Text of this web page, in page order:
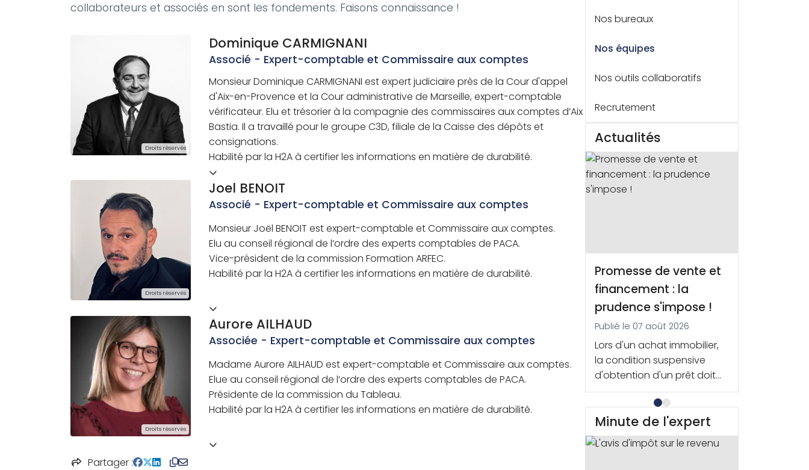
Gestion des conflits et Médiation
Comité social et économique (CSE)
collaborateurs et associés en sont les fondements. Faisons connaissance !
Droits réservés
Dominique CARMIGNANI
Associé - Expert-comptable et Commissaire aux comptes
Monsieur Dominique CARMIGNANI est expert judiciaire près de la Cour d'appel
d'Aix-en-Provence et la Cour administrative de Marseille, expert-comptable
vérificateur. Elu et trésorier à la compagnie des commissaires aux comptes d’Aix
Bastia. Il a travaillé pour le groupe C3D, filiale de la Caisse des dépôts et
consignations.
Habilité par la H2A à certifier les informations en matière de durabilité.
Droits réservés
Joel BENOIT
Associé - Expert-comptable et Commissaire aux comptes
Monsieur Joël BENOIT est expert-comptable et Commissaire aux comptes.
Elu au conseil régional de l’ordre des experts comptables de PACA.
Vice-président de la commission Formation ARFEC.
Habilité par la H2A à certifier les informations en matière de durabilité.
Droits réservés
Aurore AILHAUD
Associée - Expert-comptable et Commissaire aux comptes
Madame Aurore AILHAUD est expert-comptable et Commissaire aux comptes.
Elue au conseil régional de l’ordre des experts comptables de PACA.
Présidente de la commission du Tableau.
Habilité par la H2A à certifier les informations en matière de durabilité.
Partager
Nos bureaux
Nos équipes
Nos outils collaboratifs
Recrutement
Actualités
Promesse de vente et
financement : la
prudence s'impose !
Publié le 07 août 2026
Lors d'un achat immobilier,
la condition suspensive
d'obtention d'un prêt doit
être respectée à la lettre.
Ainsi, un acquéreur a été
sanctionné en justice pour
avoir demandé à sa
banque un taux inférieur à
Centres de données :
des émissions de CO2
en forte hausse
Publié le 06 août 2026
Une récente étude révèle
que les émissions des
centres de données ont
atteint 286 millions de
tonnes de CO2 en 2025, soit
57 % de plus que les
évaluations antérieures.
Minute de l'expert